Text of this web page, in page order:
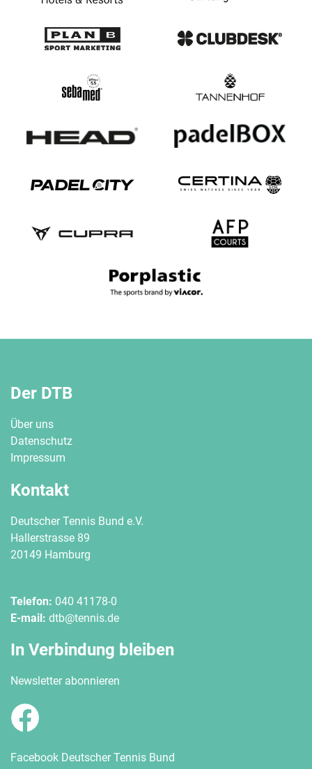
Der DTB
Über uns
Datenschutz
Impressum
Kontakt
Deutscher Tennis Bund e.V.
Hallerstrasse 89
20149 Hamburg
Telefon: 040 41178-0
E-mail: dtb@tennis.de
In Verbindung bleiben
Newsletter abonnieren
Facebook Deutscher Tennis Bund